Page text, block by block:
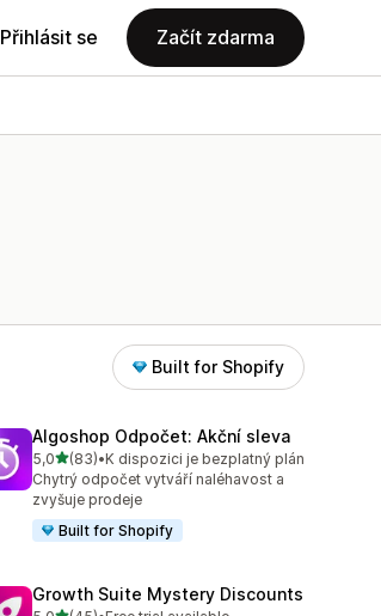
Přihlásit se Začít zdarma
Built for Shopify
Algoshop Odpočet: Akční sleva
5,0z 5 hvězd
(83)
Celkový počet recenzí: 83
•K dispozici je bezplatný plán
Chytrý odpočet vytváří naléhavost a
zvyšuje prodeje
Built for Shopify
Growth Suite Mystery Discounts